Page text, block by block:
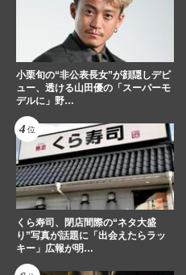
り”に疑…
本田真凜＆宇野昌磨こと“し
、練習動画公開でファンも
る」身体を密…
2026/7/14
景議員の発言は「冒涜」甘す
が抗議文…金メダリスト
は自衛官”投稿も…
2026/6/20
小栗旬の“非公表長女”が顔隠しデビ
ュー、透ける山田優の「スーパーモ
デルに」野…
くら寿司、閉店間際の“ネタ大盛
り”写真が話題に「出会えたらラッ
キー」広報が明…